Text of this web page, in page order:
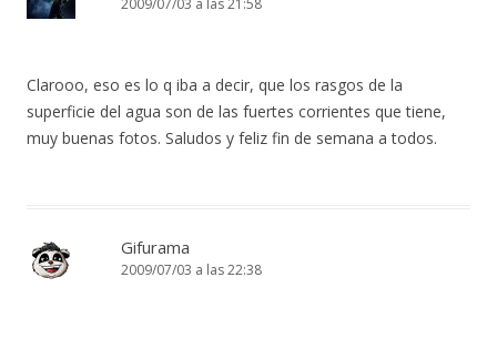
2009/07/03 a las 21:58
Clarooo, eso es lo q iba a decir, que los rasgos de la
superficie del agua son de las fuertes corrientes que tiene,
muy buenas fotos. Saludos y feliz fin de semana a todos.
Gifurama
2009/07/03 a las 22:38